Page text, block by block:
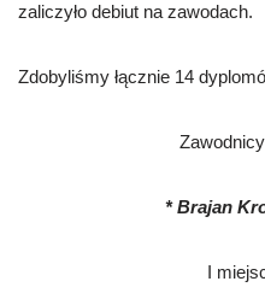
zaliczyło debiut na zawodach.
Zdobyliśmy łącznie 14
* Brajan
I